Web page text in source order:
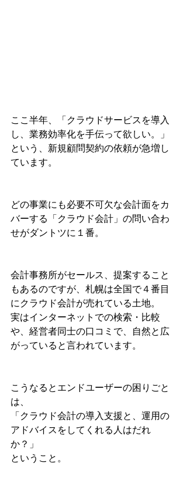
ここ半年、「クラウドサービスを導入
し、業務効率化を手伝って欲しい。」
という、新規顧問契約の依頼が急増し
ています。
どの事業にも必要不可欠な会計面をカ
バーする「クラウド会計」の問い合わ
せがダントツに１番。
会計事務所がセールス、提案すること
もあるのですが、札幌は全国で４番目
にクラウド会計が売れている土地。
実はインターネットでの検索・比較
や、経営者同士の口コミで、自然と広
がっていると言われています。
こうなるとエンドユーザーの困りごと
は、
「クラウド会計の導入支援と、運用の
アドバイスをしてくれる人はだれ
か？」
ということ。